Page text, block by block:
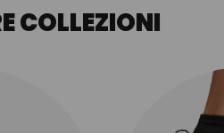
COLLEZIONI